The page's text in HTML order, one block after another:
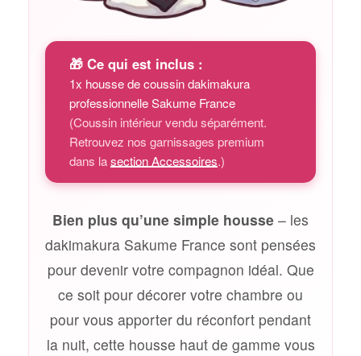
🎁 Ce qui est inclus :
1x housse de coussin dakimakura
professionnelle Sakume France
(Coussin intérieur vendu séparément.
Retrouvez nos garnissages premium
dans lasection Accessoires.)
Bien plus qu’une simple housse – les
dakimakura Sakume France sont pensées
pour devenir votre compagnon idéal. Que
ce soit pour décorer votre chambre ou
pour vous apporter du réconfort pendant
la nuit, cette housse haut de gamme vous